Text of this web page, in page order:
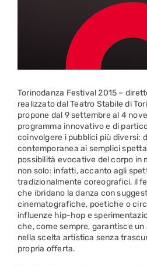
Torinodanza Festival 2015 –
realizzato dal Teatro Stabile di
propone dal 9 settembre al 4
programma innovativo e di
coinvolgere i pubblici più diversi:
contemporanea ai semplici
possibilità evocative del corpo in
non solo: infatti, accanto agli
tradizionalmente coreografici, il
che ibridano la danza con
cinematografiche, poetiche o
influenze hip-hop e
che, come sempre, garantisce
nella scelta artistica senza
propria offerta.